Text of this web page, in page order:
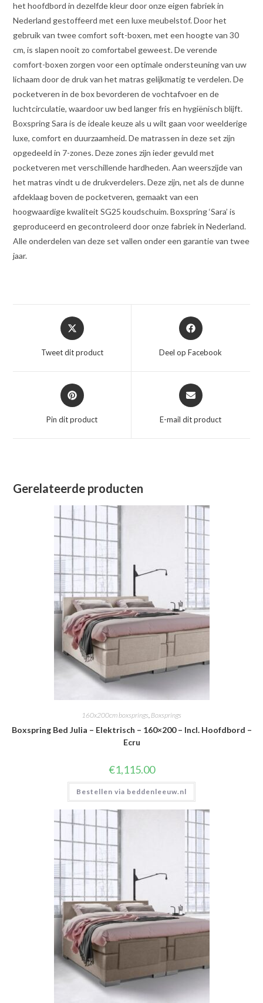
het hoofdbord in dezelfde kleur door onze eigen fabriek in
Nederland gestoffeerd met een luxe meubelstof. Door het
gebruik van twee comfort soft-boxen, met een hoogte van 30
cm, is slapen nooit zo comfortabel geweest. De verende
comfort-boxen zorgen voor een optimale ondersteuning van uw
lichaam door de druk van het matras gelijkmatig te verdelen. De
pocketveren in de box bevorderen de vochtafvoer en de
luchtcirculatie, waardoor uw bed langer fris en hygiënisch blijft.
Boxspring Sara is de ideale keuze als u wilt gaan voor weelderige
luxe, comfort en duurzaamheid. De matrassen in deze set zijn
opgedeeld in 7-zones. Deze zones zijn ieder gevuld met
pocketveren met verschillende hardheden. Aan weerszijde van
het matras vindt u de drukverdelers. Deze zijn, net als de dunne
afdeklaag boven de pocketveren, gemaakt van een
hoogwaardige kwaliteit SG25 koudschuim. Boxspring ‘Sara’ is
geproduceerd en gecontroleerd door onze fabriek in Nederland.
Alle onderdelen van deze set vallen onder een garantie van twee
jaar.
Opent
in
nieuw
Tweet dit product
Opent
in
nieuw
Deel op Facebook
Opent
in
nieuw
Pin dit product
Opent
in
nieuw
E-mail dit product
Gerelateerde producten
160x200cm boxsprings, Boxsprings
Boxspring Bed Julia – Elektrisch – 160×200 – Incl. Hoofdbord –
Ecru
€1,115.00
Bestellen via beddenleeuw.nl